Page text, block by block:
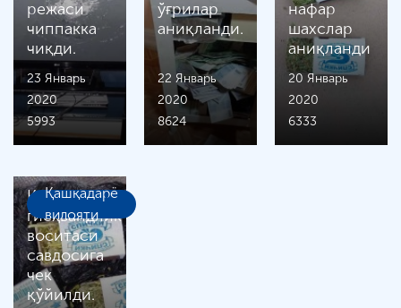
режаси
чиппакка
чиқди.
23 Январь
2020
5993
ўғрилар
аниқланди.
22 Январь
2020
8624
нафар
шахслар
аниқланди
20 Январь
2020
6333
Қашқадарё
вилояти
Қашқадарёда
гиёҳвандлик
воситаси
савдосига
чек
қўйилди.